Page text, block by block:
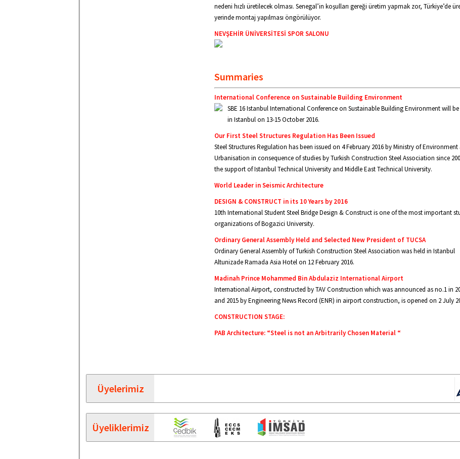
nedeni hızlı üretilecek olması. Senegal’in koşulları gereği üretim yapmak zor, Türkiye’de
yerinde montaj yapılması öngörülüyor.
NEVŞEHİR ÜNİVERSİTESİ SPOR SALONU
Summaries
International Conference on Sustainable Building Environment
SBE 16 Istanbul International Conference on Sustainable Building Environment will
in Istanbul on 13-15 October 2016.
Our First Steel Structures Regulation Has Been Issued
Steel Structures Regulation has been issued on 4 February 2016 by Ministry of Environment
Urbanisation in consequence of studies by Turkish Construction Steel Association since
the support of Istanbul Technical University and Middle East Technical University.
World Leader in Seismic Architecture
DESIGN & CONSTRUCT in its 10 Years by 2016
10th International Student Steel Bridge Design & Construct is one of the most important
organizations of Bogazici University.
Ordinary General Assembly Held and Selected New President of TUCSA
Ordinary General Assembly of Turkish Construction Steel Association was held in Istanbul
Altunizade Ramada Asia Hotel on 12 February 2016.
Madinah Prince Mohammed Bin Abdulaziz International Airport
International Airport, constructed by TAV Construction which was announced as no.1 in
and 2015 by Engineering News Record (ENR) in airport construction, is opened on 2 July
CONSTRUCTION STAGE:
PAB Architecture: “Steel is not an Arbitrarily Chosen Material “
Üyelerimiz
Üyeliklerimiz